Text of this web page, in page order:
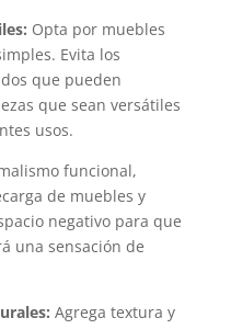
Opta por muebles
Evita los
que pueden
que sean versátiles
usos.
funcional,
de muebles y
negativo para que
una sensación de
Agrega textura y